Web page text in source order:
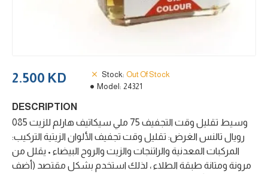
2.500 KD Stock: Out Of Stock
Model: 24321
DESCRIPTION
وسيط تقليل وقت التجفيف 75 ملي سيكاتيف هارلم للزيت 085
رويال تالنس الغرض: تقليل وقت تجفيف الألوان الزيتية التركيب:
المركبات المعدنية والراتنجات والزيت والروح البيضاء • يقلل من
مرونة ومتانة طبقة الطلاء ، لذلك استخدم بشكل مقتصد (أضف